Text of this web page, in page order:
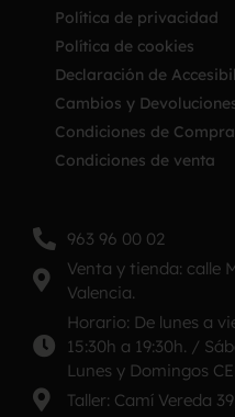
Política de privacidad
Política de cookies
Declaración de
Cambios y
Condiciones de Compra
Condiciones de venta
963 96 00 02
Venta y tienda: calle
Valencia.
Horario: De lunes a
15:30h a 19:30h. /
Lunes y Domingos
Taller: Camí Vereda